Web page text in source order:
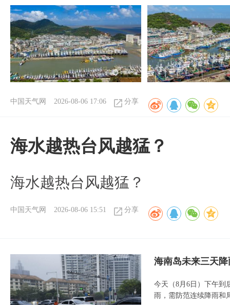
中国天气网 2026-08-06 17:06 分享
海水越热台风越猛？
海水越热台风越猛？
中国天气网 2026-08-06 15:51 分享
海南岛未来三天
今天（8月6日）下午到
雨，需防范连续降雨和